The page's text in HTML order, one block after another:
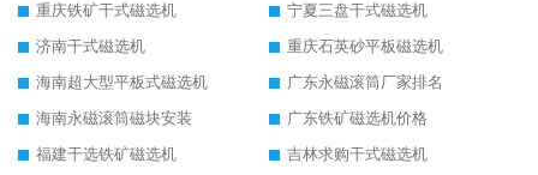
重庆铁矿干式磁选机
宁夏三盘干式磁选机
济南干式磁选机
重庆石英砂平板磁选机
海南超大型平板式磁选机
广东永磁滚筒厂家排名
海南永磁滚筒磁块安装
广东铁矿磁选机价格
福建干选铁矿磁选机
吉林求购干式磁选机